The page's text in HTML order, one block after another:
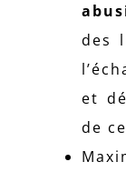
des
et
de